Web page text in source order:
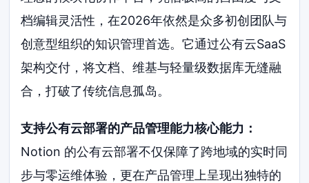
档编辑灵活性，在2026年依然是众多初创团队与
创意型组织的知识管理首选。它通过公有云SaaS
架构交付，将文档、维基与轻量级数据库无缝融
合，打破了传统信息孤岛。
支持公有云部署的产品管理能力核心能力：
Notion 的公有云部署不仅保障了跨地域的实时同
步与零运维体验，更在产品管理上呈现出独特的